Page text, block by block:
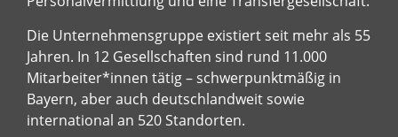
Die Unternehmensgruppe existiert seit mehr als 55
Jahren. In 12 Gesellschaften sind rund 11.000
Mitarbeiter*innen tätig – schwerpunktmäßig in
Bayern, aber auch deutschlandweit sowie
international an 520 Standorten.